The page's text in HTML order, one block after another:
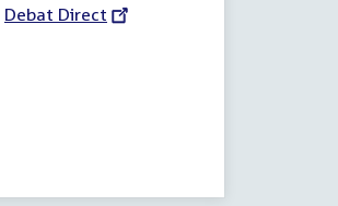
External
Debat Direct